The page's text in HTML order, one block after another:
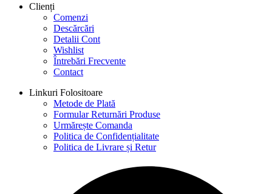
Clienți
Comenzi
Descărcări
Detalii Cont
Wishlist
Întrebări Frecvente
Contact
Linkuri Folositoare
Metode de Plată
Formular Returnări Produse
Urmărește Comanda
Politica de Confidențialitate
Politica de Livrare și Retur